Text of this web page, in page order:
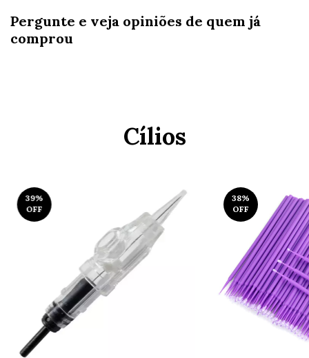
Pergunte e veja opiniões de quem já
comprou
Cílios
39%
OFF
38%
OFF